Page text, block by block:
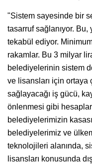
"Sistem sayesinde bir
tasarruf sağlanıyor. Bu,
tekabül ediyor. Minimum
rakamlar. Bu 3 milyar
belediyelerinin sistem
ve lisansları için ortaya
sağlayacağı iş gücü,
önlenmesi gibi
belediyelerimizin
belediyelerimiz ve
teknolojileri alanında,
lisansları konusunda